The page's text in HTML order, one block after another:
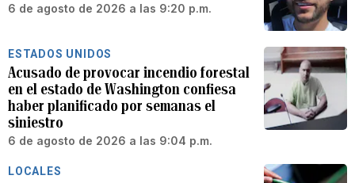
6 de agosto de 2026 a las 9:20 p.m.
ESTADOS UNIDOS
Acusado de provocar incendio forestal
en el estado de Washington confiesa
haber planificado por semanas el
siniestro
6 de agosto de 2026 a las 9:04 p.m.
LOCALES